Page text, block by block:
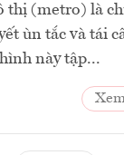
thị (metro) là
ùn tắc và tái
này tập...